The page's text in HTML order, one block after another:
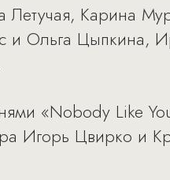
Летучая, Карина
и Ольга Цыпкина,
«Nobody Like
Игорь Цвирко и